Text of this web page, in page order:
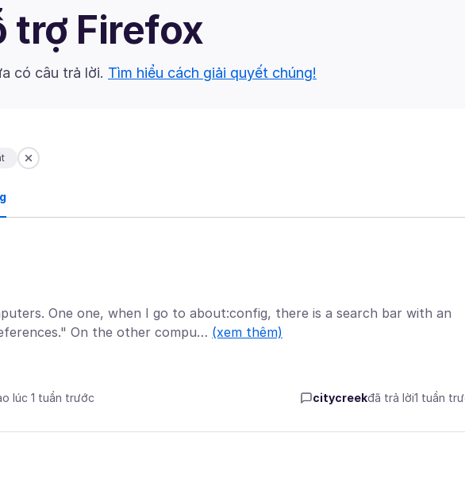
trợ Firefox
có câu trả lời. Tìm hiểu cách giải quyết chúng!
One one, when I go to about:config, there is a search bar with an
On the other compu… (xem thêm)
lúc 1 tuần trước citycreekđã trả lời1 tuần